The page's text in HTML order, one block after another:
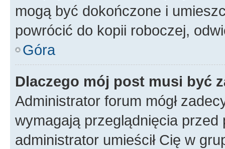
mogą być dokończone i
powrócić do kopii roboczej,
Góra
Dlaczego mój post musi być
Administrator forum mógł
wymagają przeglądnięcia
administrator umieścił Cię w